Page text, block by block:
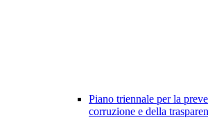
Piano triennale per la
corruzione e della